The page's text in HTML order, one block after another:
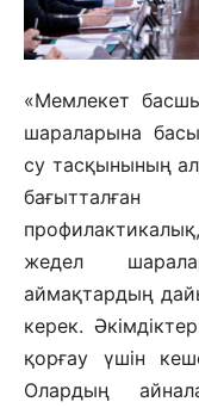
«Мемлекет
шараларына
су тасқынының
жедел
аймақтардың
керек.
қорғау үшін
Олардың